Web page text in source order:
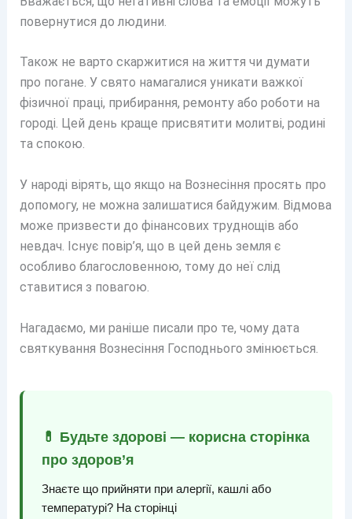
повернутися до людини.
Також не варто скаржитися на життя чи думати
про погане. У свято намагалися уникати важкої
фізичної праці, прибирання, ремонту або роботи на
городі. Цей день краще присвятити молитві, родині
та спокою.
У народі вірять, що якщо на Вознесіння просять про
допомогу, не можна залишатися байдужим. Відмова
може призвести до фінансових труднощів або
невдач. Існує повір’я, що в цей день земля є
особливо благословенною, тому до неї слід
ставитися з повагою.
Нагадаємо, ми раніше писали про те, чому дата
святкування Вознесіння Господнього змінюється.
💊 Будьте здорові — корисна сторінка
про здоров’я
Знаєте що прийняти при алергії, кашлі або
температурі? На сторінці